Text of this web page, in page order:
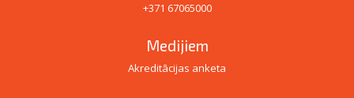
+371 67065000
Medijiem
Akreditācijas anketa